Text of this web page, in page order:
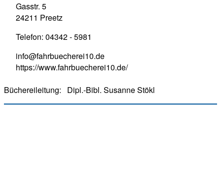
Gasstr. 5
24211 Preetz
Telefon: 04342 - 5981
info@fahrbuecherei10.de
https://www.fahrbuecherei10.de/
Büchereileitung:
Dipl.-Bibl. Susanne Stökl